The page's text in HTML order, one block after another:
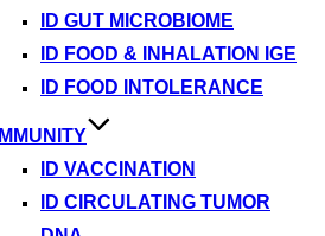
ID GUT MICROBIOME
ID FOOD & INHALATION IGE
ID FOOD INTOLERANCE
IMMUNITY
ID VACCINATION
ID CIRCULATING TUMOR